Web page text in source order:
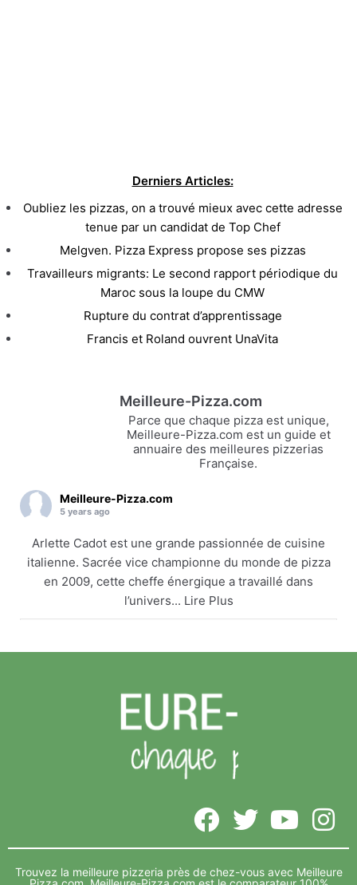
Derniers Articles:
Oubliez les pizzas, on a trouvé mieux avec cette adresse
tenue par un candidat de Top Chef
Melgven. Pizza Express propose ses pizzas
Travailleurs migrants: Le second rapport périodique du
Maroc sous la loupe du CMW
Rupture du contrat d’apprentissage
Francis et Roland ouvrent UnaVita
Meilleure-Pizza.com
Parce que chaque pizza est unique,
Meilleure-Pizza.com est un guide et
annuaire des meilleures pizzerias
Française.
Meilleure-Pizza.com
5 years ago
Arlette Cadot est une grande passionnée de cuisine
italienne. Sacrée vice championne du monde de pizza
en 2009, cette cheffe énergique a travaillé dans
l’univers... Lire Plus
meilleure-pizza.com
pizza en 2009, cette cheffe énergique a travaillé
dans l’univers... Lire Plus
Partager
Vide depuis de nombreux mois, l’ancien complexe Foot
3 indoor, sur la zone de Décathlon Lavau, va accueillir le
Trouvez la meilleure pizzeria près de chez-vous avec Meilleure